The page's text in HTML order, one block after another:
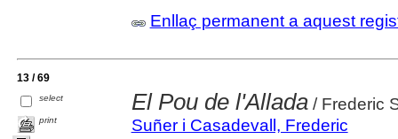
Enllaç permanent a aquest
13 / 69
select
print
El Pou de l'Allada/ Frederic
Suñer i Casadevall, Frederic